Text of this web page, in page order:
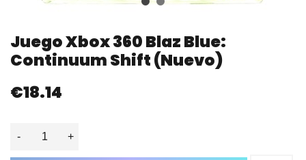
Juego Xbox 360 Blaz Blue:
Continuum Shift (nuevo)
€18.14
- +